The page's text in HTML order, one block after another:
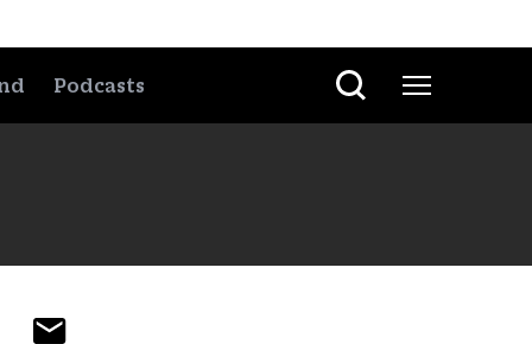
Podcasts